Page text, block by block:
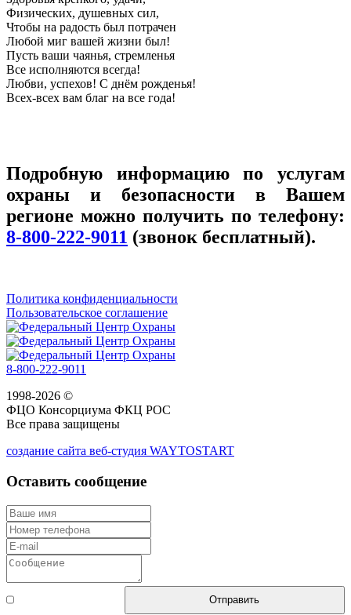
Физических, душевных сил,
Чтобы на радость был потрачен
Любой миг вашей жизни был!
Пусть ваши чаянья, стремленья
Все исполняются всегда!
Любви, успехов! С днём рожденья!
Всех-всех вам благ на все года!
Подробную информацию по услугам
охраны и безопасности в Вашем
регионе можно получить по телефону:
8-800-222-9011 (звонок бесплатный).
Политика конфиденциальности
Пользовательское соглашение
8-800-222-9011
1998-2026 ©
ФЦО Консорциума ФКЦ РОС
Все права защищены
создание сайта веб-студия WAYTOSTART
Оставить сообщение
Отправить